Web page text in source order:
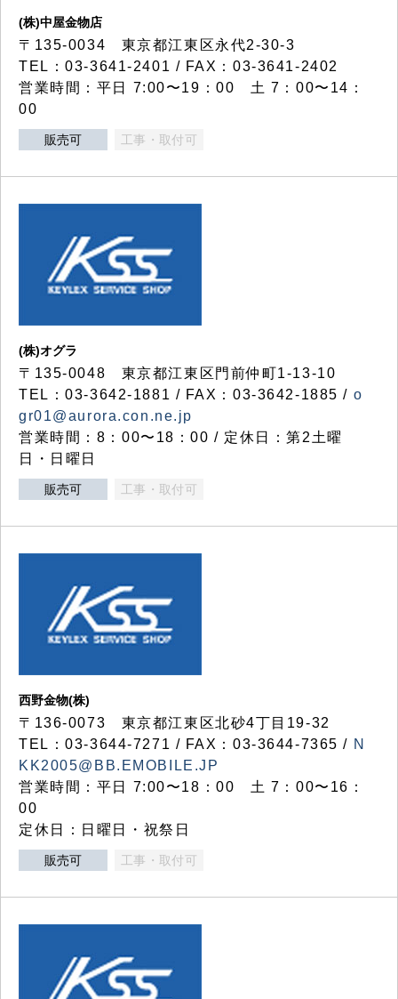
(株)中屋金物店
〒135-0034 東京都江東区永代2-30-3
TEL：03-3641-2401 / FAX：03-3641-2402
営業時間：平日 7:00〜19：00 土 7：00〜14：
00
販売可 工事・取付可
(株)オグラ
〒135-0048 東京都江東区門前仲町1-13-10
TEL：03-3642-1881 / FAX：03-3642-1885 / o
gr01@aurora.con.ne.jp
営業時間：8：00〜18：00 / 定休日：第2土曜
日・日曜日
販売可 工事・取付可
西野金物(株)
〒136-0073 東京都江東区北砂4丁目19-32
TEL：03‐3644‐7271 / FAX：03-3644-7365 / N
KK2005@BB.EMOBILE.JP
営業時間：平日 7:00〜18：00 土 7：00〜16：
00
定休日：日曜日・祝祭日
販売可 工事・取付可